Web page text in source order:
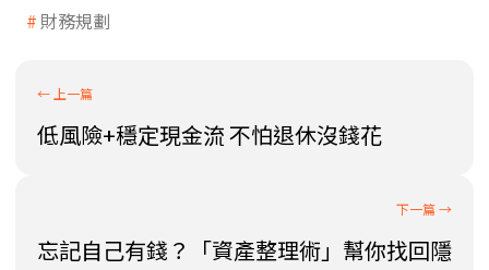
財務規劃
低風險+穩定現金流 不怕退休沒錢花
忘記自己有錢？「資產整理術」幫你找回隱